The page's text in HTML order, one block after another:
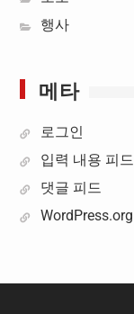
행사
메타
로그인
입력 내용 피드
댓글 피드
WordPress.org